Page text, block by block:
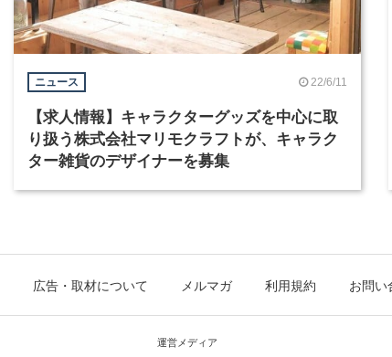
ニュース 22/6/11
【求人情報】キャラクターグッズを中心に取
り扱う株式会社マリモクラフトが、キャラク
ター雑貨のデザイナーを募集
広告・取材について メルマガ 利用規約 お問い
運営メディア